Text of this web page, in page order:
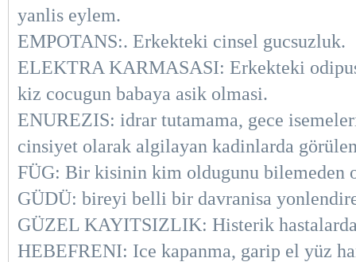
yanlis eylem.
EMPOTANS:. Erkekteki cinsel gucsuzluk.
ELEKTRA KARMASASI: Erkekteki
kiz cocugun babaya asik olmasi.
ENUREZIS: idrar tutamama, gece
cinsiyet olarak algilayan kadinlarda
FÜG: Bir kisinin kim oldugunu bilemeden
GÜDÜ: bireyi belli bir davranisa
GÜZEL KAYITSIZLIK: Histerik
HEBEFRENI: Ice kapanma, garip el yüz